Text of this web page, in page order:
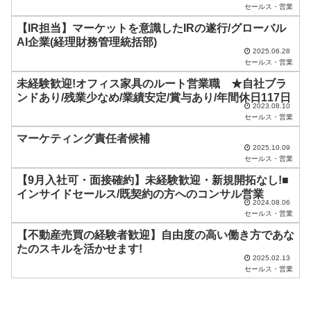
の
ま
に
て
さ
セールス・営業
【IR担当】マーケットを意識したIRの遂行/グローバル
AI企業(経理財務管理統括部)
2025.06.28
セールス・営業
未経験歓迎!オフィス家具のルート営業職 ★自社ブラ
ンドあり/残業少なめ/業績安定/賞与あり/年間休日117日
2023.08.10
セールス・営業
マーケティング責任者候補
2025.10.09
セールス・営業
【9月入社可・面接確約】未経験歓迎・新規開拓なし!■
インサイドセールス/既契約の方へのコンサル営業
2024.08.06
セールス・営業
【不動産売買の経験者歓迎】自由度の高い働き方であな
たのスキルを活かせます!
2025.02.13
セールス・営業